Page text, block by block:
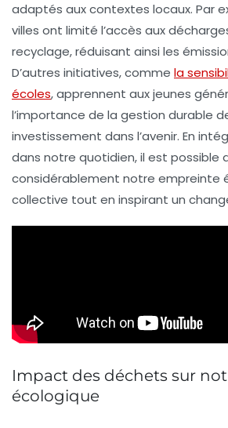
adaptés aux contextes locaux. Par
villes ont limité l’accès aux
recyclage, réduisant ainsi les
D’autres initiatives, comme la
écoles, apprennent aux jeunes
l’importance de la gestion durable
investissement dans l’avenir. En
dans notre quotidien, il est possible
considérablement notre empreinte
collective tout en inspirant un
Impact des déchets sur
écologique